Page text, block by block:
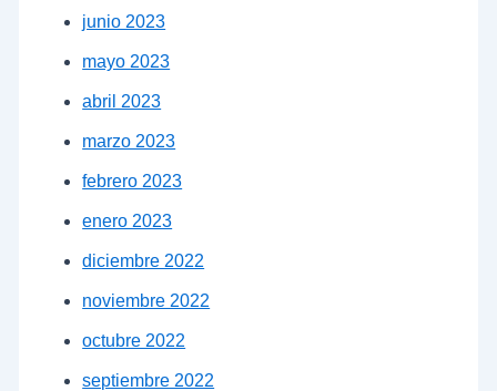
junio 2023
mayo 2023
abril 2023
marzo 2023
febrero 2023
enero 2023
diciembre 2022
noviembre 2022
octubre 2022
septiembre 2022